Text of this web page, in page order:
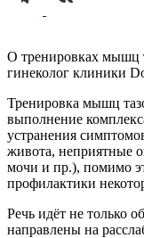
О тренировках мышц
гинеколог клиники
Тренировка мышц
выполнение
устранения
живота, неприятные
мочи и пр.), помимо
профилактики
Речь идёт не только
направлены на